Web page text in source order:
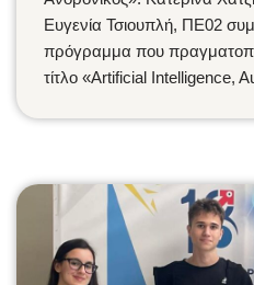
Ευγενία Τσιουπλή, ΠΕ02
πρόγραμμα που
τίτλο «Artificial Intelligence,